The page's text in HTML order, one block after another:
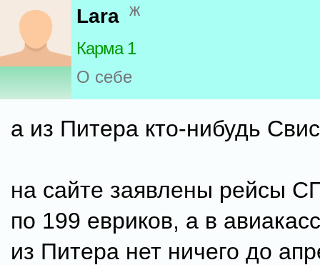
Lara ж
Карма 1
О себе
а из Питера кто-нибудь
на сайте заявлены рейсы
по 199 евриков, а в
из Питера нет ничего до